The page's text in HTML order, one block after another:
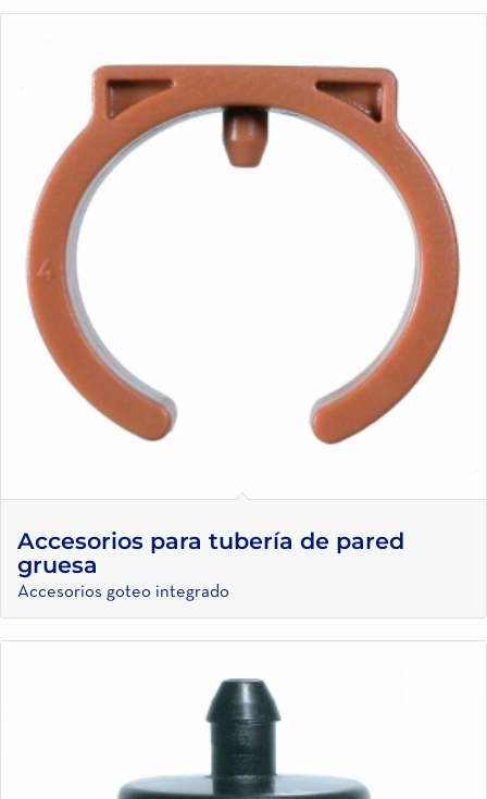
Accesorios para tubería de pared
gruesa
Accesorios goteo integrado